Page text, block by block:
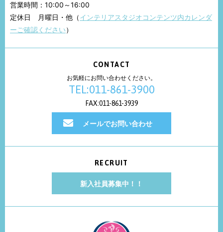
営業時間：10:00～16:00
定休日 月曜日・他（インテリアスタジオコンテンツ内カレンダ
ーご確認ください）
CONTACT
お気軽にお問い合わせください。
TEL:011-861-3900
FAX:011-861-3939
メールでお問い合わせ
RECRUIT
新入社員募集中！！